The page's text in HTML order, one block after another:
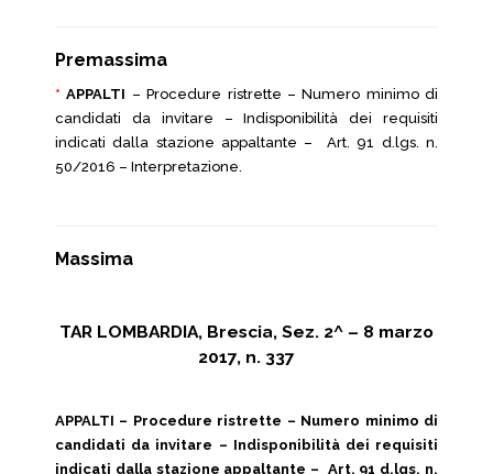
Premassima
*APPALTI – Procedure ristrette – Numero minimo di
candidati da invitare – Indisponibilità dei requisiti
indicati dalla stazione appaltante – Art. 91 d.lgs. n.
50/2016 – Interpretazione.
Massima
TAR LOMBARDIA, Brescia, Sez. 2^ – 8 marzo
2017, n. 337
APPALTI – Procedure ristrette – Numero minimo di
candidati da invitare – Indisponibilità dei requisiti
indicati dalla stazione appaltante – Art. 91 d.lgs. n.